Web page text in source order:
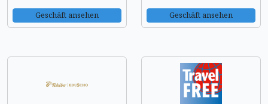
Geschäft ansehen Geschäft ansehen